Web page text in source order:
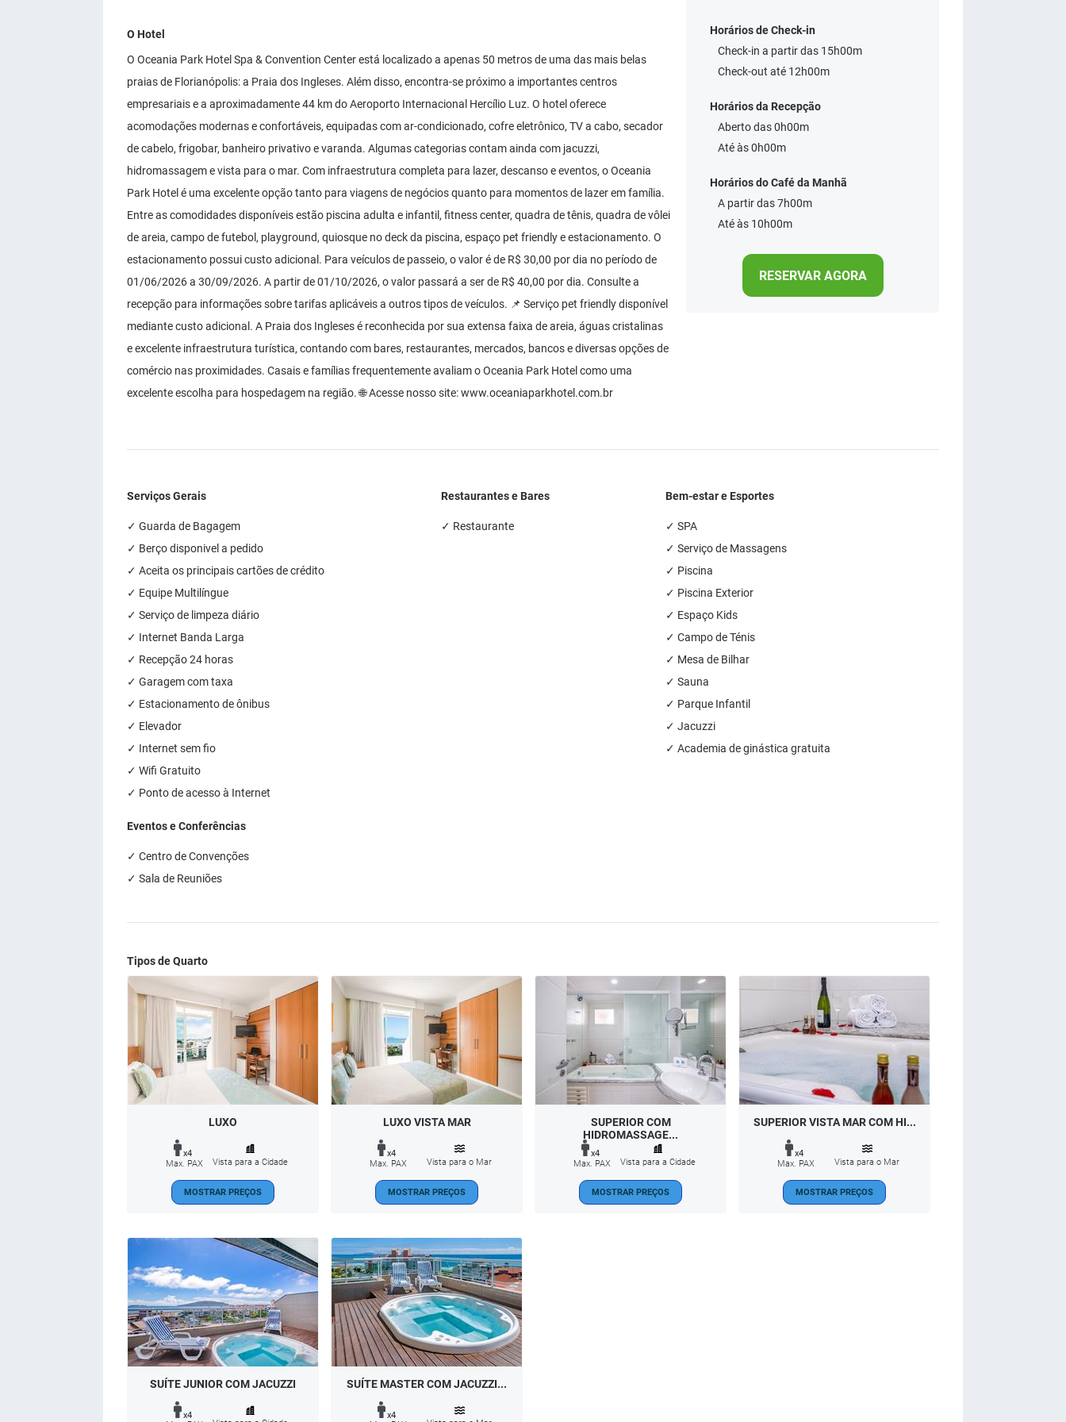
O Hotel
O Oceania Park Hotel Spa & Convention Center está localizado a apenas 50 metros de uma das mais belas
praias de Florianópolis: a Praia dos Ingleses. Além disso, encontra-se próximo a importantes centros
empresariais e a aproximadamente 44 km do Aeroporto Internacional Hercílio Luz. O hotel oferece
acomodações modernas e confortáveis, equipadas com ar-condicionado, cofre eletrônico, TV a cabo, secador
de cabelo, frigobar, banheiro privativo e varanda. Algumas categorias contam ainda com jacuzzi,
hidromassagem e vista para o mar. Com infraestrutura completa para lazer, descanso e eventos, o Oceania
Park Hotel é uma excelente opção tanto para viagens de negócios quanto para momentos de lazer em família.
Entre as comodidades disponíveis estão piscina adulta e infantil, fitness center, quadra de tênis, quadra de vôlei
de areia, campo de futebol, playground, quiosque no deck da piscina, espaço pet friendly e estacionamento. O
estacionamento possui custo adicional. Para veículos de passeio, o valor é de R$ 30,00 por dia no período de
01/06/2026 a 30/09/2026. A partir de 01/10/2026, o valor passará a ser de R$ 40,00 por dia. Consulte a
recepção para informações sobre tarifas aplicáveis a outros tipos de veículos. 📌 Serviço pet friendly disponível
mediante custo adicional. A Praia dos Ingleses é reconhecida por sua extensa faixa de areia, águas cristalinas
e excelente infraestrutura turística, contando com bares, restaurantes, mercados, bancos e diversas opções de
comércio nas proximidades. Casais e famílias frequentemente avaliam o Oceania Park Hotel como uma
excelente escolha para hospedagem na região. 🌐 Acesse nosso site: www.oceaniaparkhotel.com.br
Horários de Check-in
Check-in a partir das 15h00m
Check-out até 12h00m
Horários da Recepção
Aberto das 0h00m
Até às 0h00m
Horários do Café da Manhã
A partir das 7h00m
Até às 10h00m
RESERVAR AGORA
Serviços Gerais
✓ Guarda de Bagagem
✓ Berço disponivel a pedido
✓ Aceita os principais cartões de crédito
✓ Equipe Multilíngue
✓ Serviço de limpeza diário
✓ Internet Banda Larga
✓ Recepção 24 horas
✓ Garagem com taxa
✓ Estacionamento de ônibus
✓ Elevador
✓ Internet sem fio
✓ Wifi Gratuito
✓ Ponto de acesso à Internet
Restaurantes e Bares
✓ Restaurante
Bem-estar e Esportes
✓ SPA
✓ Serviço de Massagens
✓ Piscina
✓ Piscina Exterior
✓ Espaço Kids
✓ Campo de Ténis
✓ Mesa de Bilhar
✓ Sauna
✓ Parque Infantil
✓ Jacuzzi
✓ Academia de ginástica gratuita
Eventos e Conferências
✓ Centro de Convenções
✓ Sala de Reuniões
Tipos de Quarto
LUXO
x4
Max. PAX
Vista para a Cidade
MOSTRAR PREÇOS
LUXO VISTA MAR
x4
Max. PAX
Vista para o Mar
MOSTRAR PREÇOS
SUPERIOR COM
HIDROMASSAGE...
x4
Max. PAX
Vista para a Cidade
MOSTRAR PREÇOS
SUPERIOR VISTA MAR COM HI...
x4
Max. PAX
Vista para o Mar
MOSTRAR PREÇOS
SUÍTE JUNIOR COM JACUZZI
x4
SUÍTE MASTER COM JACUZZI...
x4